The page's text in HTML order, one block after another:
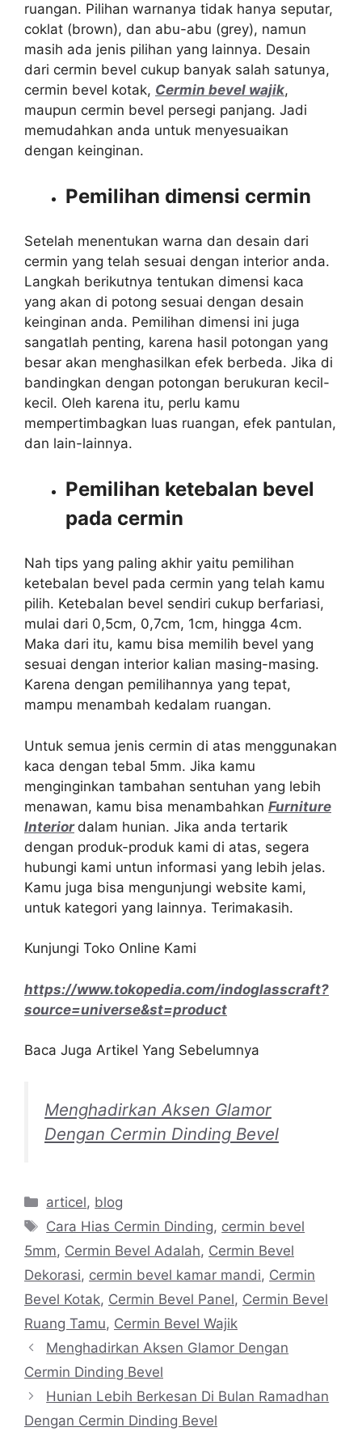
ruangan. Pilihan warnanya tidak hanya seputar,
coklat (brown), dan abu-abu (grey), namun
masih ada jenis pilihan yang lainnya. Desain
dari cermin bevel cukup banyak salah satunya,
cermin bevel kotak, Cermin bevel wajik,
maupun cermin bevel persegi panjang. Jadi
memudahkan anda untuk menyesuaikan
dengan keinginan.
Pemilihan dimensi cermin
Setelah menentukan warna dan desain dari
cermin yang telah sesuai dengan interior anda.
Langkah berikutnya tentukan dimensi kaca
yang akan di potong sesuai dengan desain
keinginan anda. Pemilihan dimensi ini juga
sangatlah penting, karena hasil potongan yang
besar akan menghasilkan efek berbeda. Jika di
bandingkan dengan potongan berukuran kecil-
kecil. Oleh karena itu, perlu kamu
mempertimbagkan luas ruangan, efek pantulan,
dan lain-lainnya.
Pemilihan ketebalan bevel
pada cermin
Nah tips yang paling akhir yaitu pemilihan
ketebalan bevel pada cermin yang telah kamu
pilih. Ketebalan bevel sendiri cukup berfariasi,
mulai dari 0,5cm, 0,7cm, 1cm, hingga 4cm.
Maka dari itu, kamu bisa memilih bevel yang
sesuai dengan interior kalian masing-masing.
Karena dengan pemilihannya yang tepat,
mampu menambah kedalam ruangan.
Untuk semua jenis cermin di atas menggunakan
kaca dengan tebal 5mm. Jika kamu
menginginkan tambahan sentuhan yang lebih
menawan, kamu bisa menambahkan Furniture
Interior dalam hunian. Jika anda tertarik
dengan produk-produk kami di atas, segera
hubungi kami untun informasi yang lebih jelas.
Kamu juga bisa mengunjungi website kami,
untuk kategori yang lainnya. Terimakasih.
Kunjungi Toko Online Kami
https://www.tokopedia.com/indoglasscraft?
source=universe&st=product
Baca Juga Artikel Yang Sebelumnya
Menghadirkan Aksen Glamor
Dengan Cermin Dinding Bevel
Categories
articel, blog
Tags
Cara Hias Cermin Dinding, cermin bevel
5mm, Cermin Bevel Adalah, Cermin Bevel
Dekorasi, cermin bevel kamar mandi, Cermin
Bevel Kotak, Cermin Bevel Panel, Cermin Bevel
Ruang Tamu, Cermin Bevel Wajik
Menghadirkan Aksen Glamor Dengan
Cermin Dinding Bevel
Hunian Lebih Berkesan Di Bulan Ramadhan
Dengan Cermin Dinding Bevel